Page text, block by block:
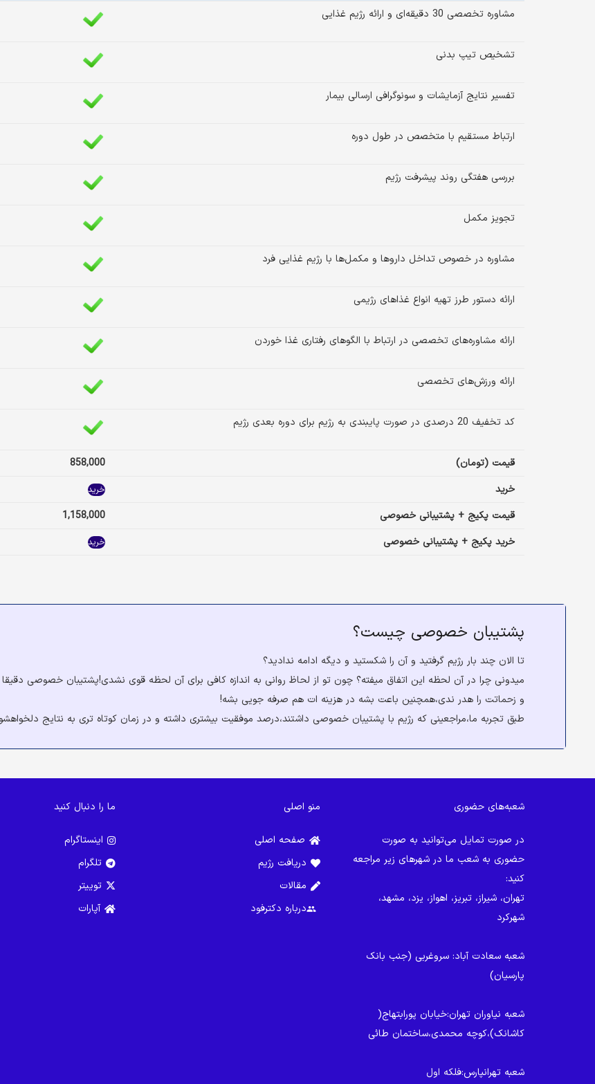
مشاوره تخصصی 30 دقیقه‌ای و ارائه رژیم غذایی
تشخیص تیپ بدنی
تفسیر نتایج آزمایشات و سونوگرافی ارسالی بیمار
ارتباط مستقیم با متخصص در طول دوره
بررسی هفتگی روند پیشرفت رژیم
تجویز مکمل
مشاوره در خصوص تداخل داروها و مکمل‌ها با رژیم غذایی فرد
ارائه دستور طرز تهیه انواع غذاهای رژیمی
ارائه مشاوره‌های تخصصی در ارتباط با الگوهای رفتاری غذا خوردن
ارائه ورزش‌های تخصصی
کد تخفیف 20 درصدی در صورت پایبندی به رژیم برای دوره بعدی رژیم
قیمت (تومان) 858,000
خرید
خرید
قیمت پکیج + پشتیبانی خصوصی 1,158,000
خرید پکیج + پشتیبانی خصوصی
خرید
پشتیبان خصوصی چیست؟
تا الان چند بار رژیم گرفتید و آن را شکستید و دیگه ادامه ندادید؟
میدونی چرا در آن لحظه این اتفاق میفته؟ چون تو از لحاظ روانی به اندازه کافی برای آن لحظه قوی نشدی!پشتیبان خصوصی دقیقا
و زحماتت را هدر ندی،همچنین باعت بشه در هزینه ات هم صرفه جویی بشه!
طبق تجربه ما،مراجعینی که رژیم با پشتیبان خصوصی داشتند،درصد موفقیت بیشتری داشته و در زمان کوتاه تری به نتایج
شعبه‌های حضوری
در صورت تمایل می‌توانید به صورت
حضوری به شعب ما در شهرهای زیر مراجعه
کنید:
تهران، شیراز، تبریز، اهواز، یزد، مشهد،
شهرکرد
شعبه سعادت آباد: سروغربی (جنب بانک
پارسیان)
شعبه نیاوران تهران:خیابان پورابتهاج(
کاشانک)،کوچه محمدی،ساختمان طائی
شعبه تهرانپارس:فلکه اول
منو اصلی
صفحه اصلی
دریافت رژیم
مقالات
groupدرباره دکترفود
ما را دنبال کنید
اینستاگرام
تلگرام
توییتر
آپارات